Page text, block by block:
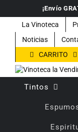
contenido
¡Envío
La Vinoteca
Noticias
CARRITO
Tintos